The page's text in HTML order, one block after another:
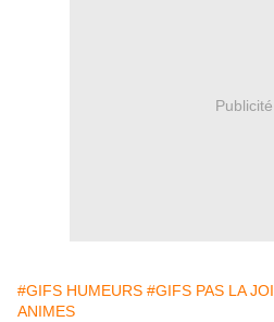
Publicité
#GIFS HUMEURS #GIFS PAS LA
ANIMES